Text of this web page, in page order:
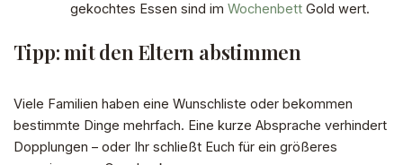
gekochtes Essen sind imWochenbett Gold wert.
Tipp: mit den Eltern abstimmen
Viele Familien haben eine Wunschliste oder bekommen
bestimmte Dinge mehrfach. Eine kurze Absprache verhindert
Dopplungen – oder Ihr schließt Euch für ein größeres